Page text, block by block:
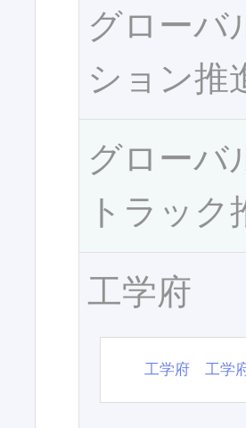
グローバ
ション推
グローバ
トラック
工学府
工学府 工学